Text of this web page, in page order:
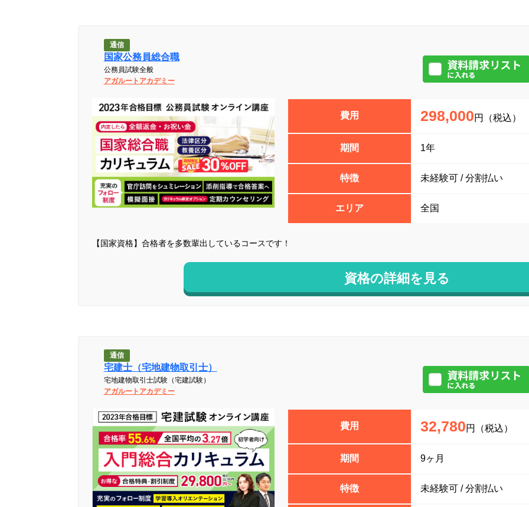
通信
国家公務員総合職
公務員試験全般
アガルートアカデミー
費用 298,000円（税込）
期間 1年
特徴 未経験可 / 分割払い
エリア 全国
【国家資格】合格者を多数輩出しているコースです！
資格の詳細を見る
通信
宅建士（宅地建物取引士）
宅地建物取引士試験（宅建試験）
アガルートアカデミー
費用 32,780円（税込）
期間 9ヶ月
特徴 未経験可 / 分割払い